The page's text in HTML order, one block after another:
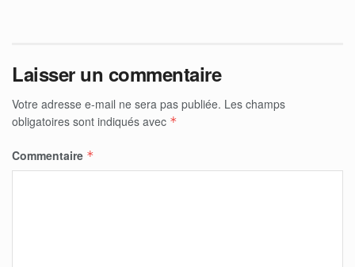
Laisser un commentaire
Votre adresse e-mail ne sera pas publiée. Les champs
obligatoires sont indiqués avec *
Commentaire *